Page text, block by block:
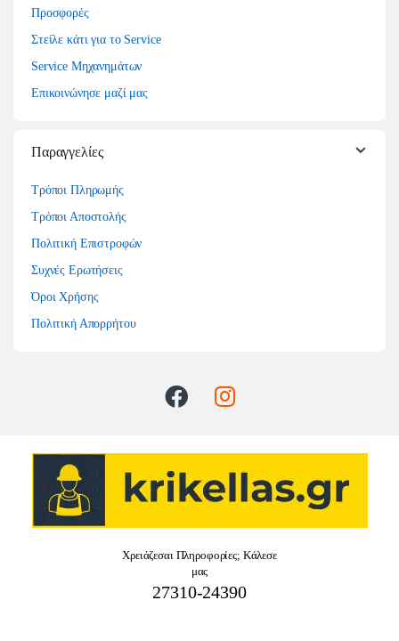
Προσφορές
Στείλε κάτι για το Service
Service Μηχανημάτων
Επικοινώνησε μαζί μας
Παραγγελίες
Τρόποι Πληρωμής
Τρόποι Αποστολής
Πολιτική Επιστροφών
Συχνές Ερωτήσεις
Όροι Χρήσης
Πολιτική Απορρήτου
Χρειάζεσαι Πληροφορίες; Κάλεσε
μας
27310-24390